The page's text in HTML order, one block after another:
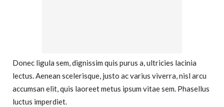
Donec ligula sem, dignissim quis purus a, ultricies lacinia
lectus. Aenean scelerisque, justo ac varius viverra, nisl arcu
accumsan elit, quis laoreet metus ipsum vitae sem. Phasellus
luctus imperdiet.